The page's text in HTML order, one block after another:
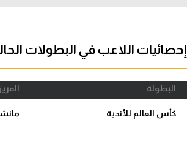
دوري إحصائيات اللاعب في البطولات
البطولة
كأس العالم للأندية